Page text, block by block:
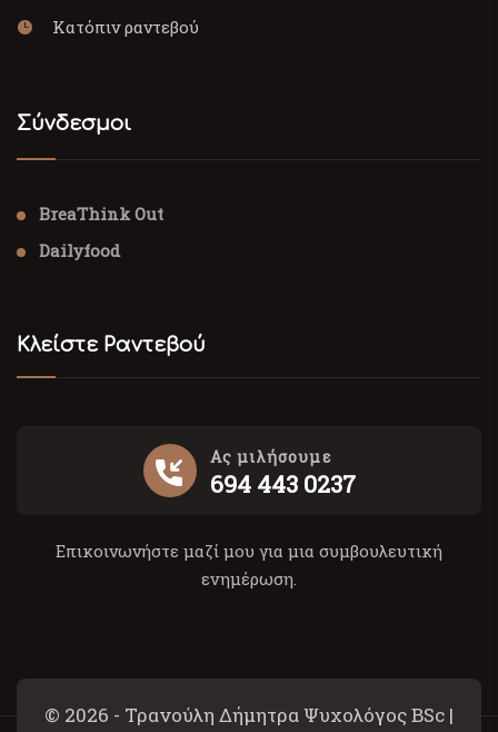
Κατόπιν ραντεβού
Σύνδεσμοι
BreaThink Out
Dailyfood
Κλείστε Ραντεβού
Ας μιλήσουμε
694 443 0237
Επικοινωνήστε μαζί μου για μια συμβουλευτική
ενημέρωση.
© 2026 - Τρανούλη Δήμητρα Ψυχολόγος BSc |